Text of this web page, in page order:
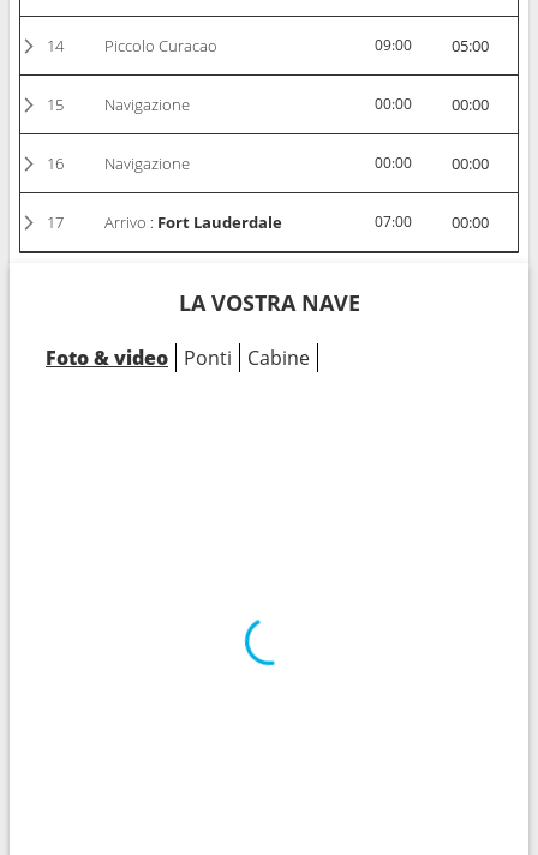
14 Piccolo Curacao 09:00 05:00
15 Navigazione 00:00 00:00
16 Navigazione 00:00 00:00
17 Arrivo : Fort Lauderdale 07:00 00:00
LA VOSTRA NAVE
Foto & video Ponti Cabine